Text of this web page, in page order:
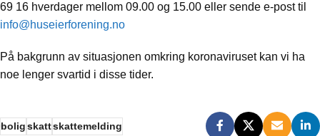
69 16 hverdager mellom 09.00 og 15.00 eller sende e-post til
info@huseierforening.no
På bakgrunn av situasjonen omkring koronaviruset kan vi ha
noe lenger svartid i disse tider.
boligskattskattemelding